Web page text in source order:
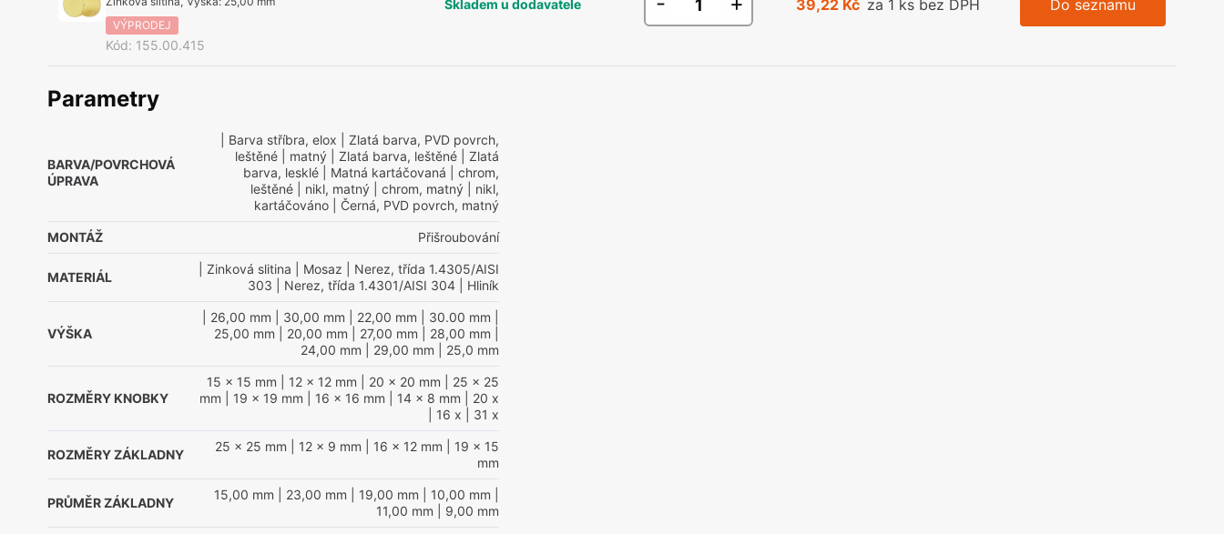
VÝPRODEJ
Kód: 155.00.415
Skladem u dodavatele 39,22 Kč za 1 ks bez DPH Do seznamu
Parametry
BARVA/POVRCHOVÁ
ÚPRAVA
| Barva stříbra, elox | Zlatá barva, PVD povrch,
leštěné | matný | Zlatá barva, leštěné | Zlatá
barva, lesklé | Matná kartáčovaná | chrom,
leštěné | nikl, matný | chrom, matný | nikl,
kartáčováno | Černá, PVD povrch, matný
MONTÁŽ Přišroubování
MATERIÁL
| Zinková slitina | Mosaz | Nerez, třída 1.4305/AISI
303 | Nerez, třída 1.4301/AISI 304 | Hliník
VÝŠKA
| 26,00 mm | 30,00 mm | 22,00 mm | 30.00 mm
25,00 mm | 20,00 mm | 27,00 mm | 28,00 mm
24,00 mm | 29,00 mm | 25,0 mm
ROZMĚRY KNOBKY
15 x 15 mm | 12 x 12 mm | 20 x 20 mm | 25 x 25
mm | 19 x 19 mm | 16 x 16 mm | 14 x 8 mm | 20 x
| 16 x | 31 x
ROZMĚRY ZÁKLADNY
25 x 25 mm | 12 x 9 mm | 16 x 12 mm | 19 x 15
mm
PRŮMĚR ZÁKLADNY
15,00 mm | 23,00 mm | 19,00 mm | 10,00 mm
11,00 mm | 9,00 mm